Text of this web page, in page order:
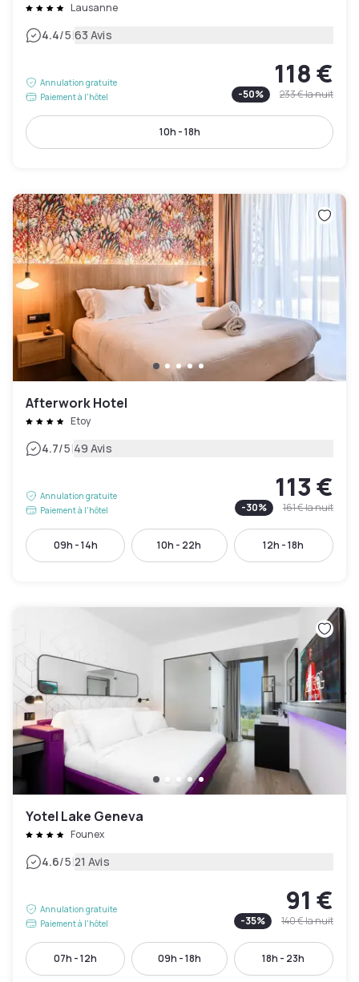
Lausanne
4.4/5|63 Avis
Annulation gratuite
Paiement à l'hôtel
118 €
-50% 233 €la nuit
10h - 18h
Afterwork Hotel
Etoy
4.7/5|49 Avis
Annulation gratuite
Paiement à l'hôtel
113 €
-30% 161 €la nuit
09h - 14h 10h - 22h 12h - 18h
Yotel Lake Geneva
Founex
4.6/5|21 Avis
Annulation gratuite
Paiement à l'hôtel
91 €
-35% 140 €la nuit
07h - 12h 09h - 18h 18h - 23h